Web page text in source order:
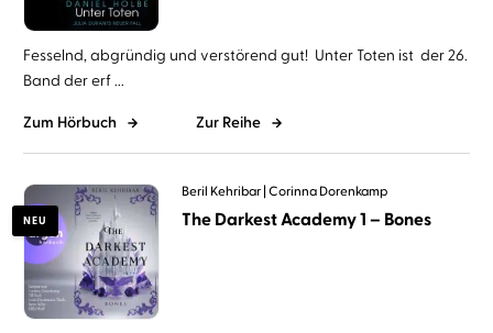
Fesselnd, abgründig und verstörend gut! Unter Toten ist der 26.
Band der erf ...
Zum Hörbuch Zur Reihe
NEU
Beril Kehribar Corinna Dorenkamp
The Darkest Academy 1 – Bones